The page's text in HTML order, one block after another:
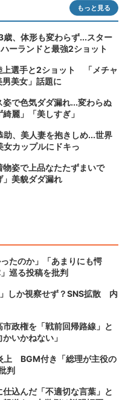
もっと見る
、体形も変わらず...スター
ーランドと最強2ショット
上選手と2ショット 「メチャ
美女」話題に
で色気ダダ漏れ...変わらぬ
麗」「美しすぎ」
、美人妻を抱きしめ...世界
カップルにドキっ
物姿で上品なたたずまいで
」美貌ダダ漏れ
たのか」「あまりにも愕
巡る投稿を批判
しか視察せず？SNS拡散 内
政権を「戦前回帰路線」と
いかねない」
上 BGM付き「総理が主役の
判
込んだ「不適切な言葉」と